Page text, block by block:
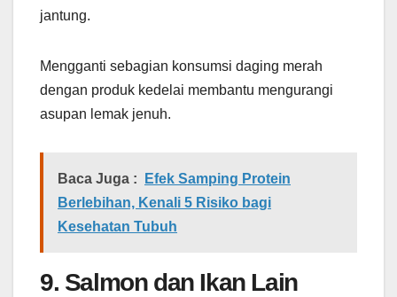
jantung.
Mengganti sebagian konsumsi daging merah
dengan produk kedelai membantu mengurangi
asupan lemak jenuh.
Baca Juga :
Efek Samping Protein
Berlebihan, Kenali 5 Risiko bagi
Kesehatan Tubuh
9. Salmon dan Ikan Lain